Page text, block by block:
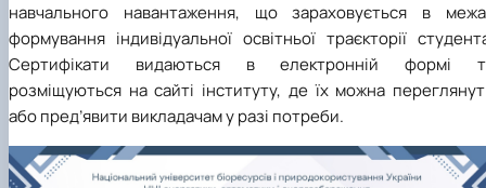
навчального навантаження, що зараховується в
формування індивідуальної освітньої траєкторії
Сертифікати видаються в електронній формі
розміщуються на сайті інституту, де їх можна
або пред’явити викладачам у разі потреби.